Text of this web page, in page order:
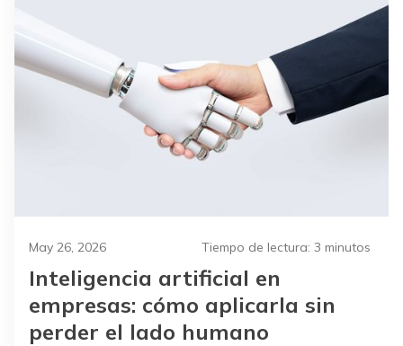
May 26, 2026 Tiempo de lectura: 3 minutos
Inteligencia artificial en
empresas: cómo aplicarla sin
perder el lado humano